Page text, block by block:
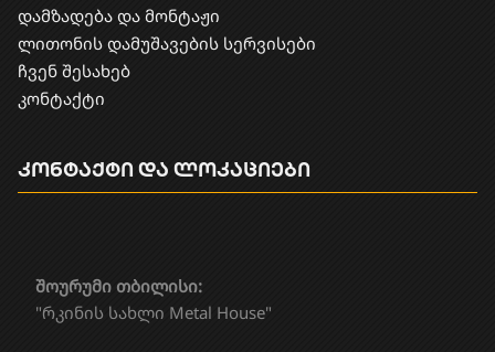
დამზადება და მონტაჟი
​ლითონის დამუშავების სერვისები
ჩვენ შესახებ
კონტაქტი
შოურუმი თბილისი:
"რკინის სახლი Metal House"
კონტაქტი და ლოკაციები